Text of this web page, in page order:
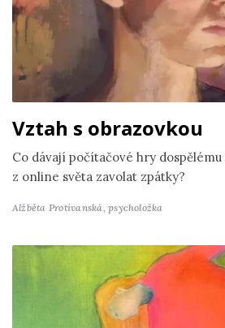
Vztah s obrazovkou
Co dávají počítačové hry
z online světa zavolat zpátky?
Alžběta Protivanská,psycholožka